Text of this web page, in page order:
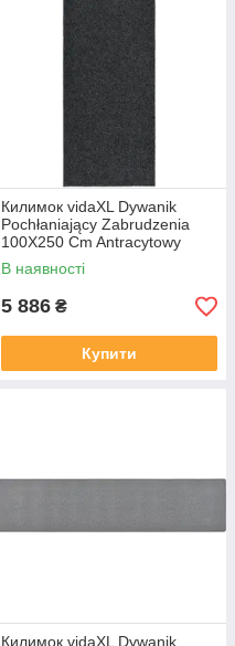
Килимок vidaXL Dywanik
Pochłaniający Zabrudzenia
100X250 Cm Antracytowy
13452-327168
В наявності
5 886 ₴
Купити
Килимок vidaXL Dywanik